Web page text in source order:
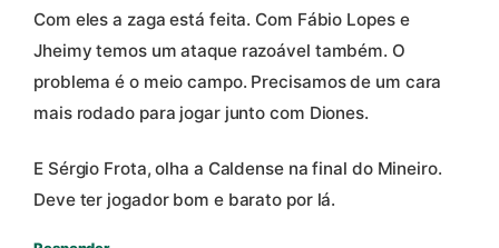
Com eles a zaga está feita. Com Fábio Lopes e
Jheimy temos um ataque razoável também. O
problema é o meio campo. Precisamos de um cara
mais rodado para jogar junto com Diones.
E Sérgio Frota, olha a Caldense na final do Mineiro.
Deve ter jogador bom e barato por lá.